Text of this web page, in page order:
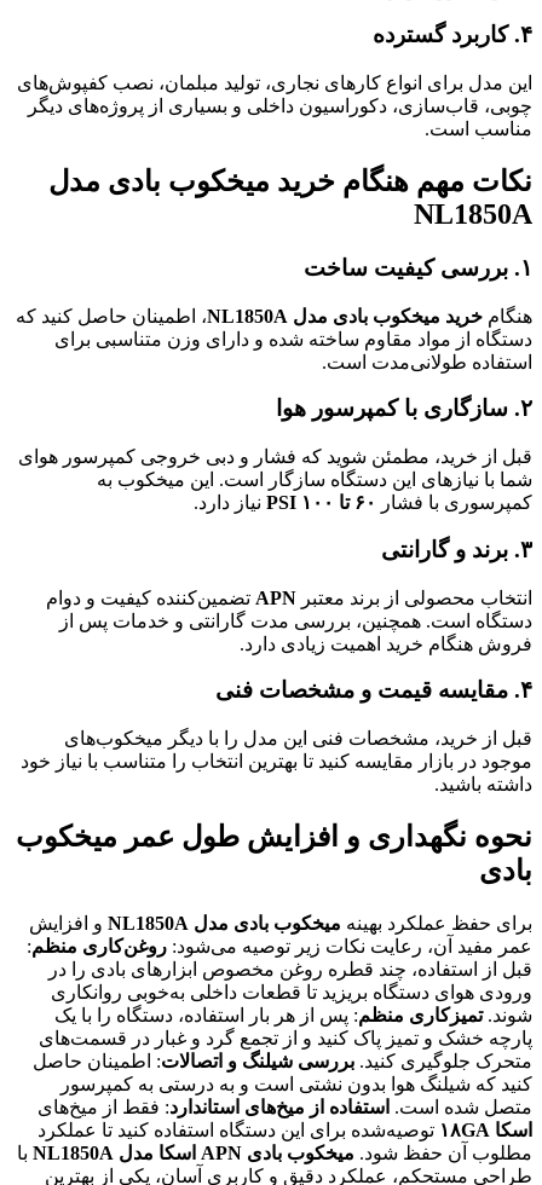
۴. کاربرد گسترده
این مدل برای انواع کارهای نجاری، تولید مبلمان، نصب کفپوش‌های
چوبی، قاب‌سازی، دکوراسیون داخلی و بسیاری از پروژه‌های دیگر
مناسب است.
نکات مهم هنگام خرید میخکوب بادی مدل
NL1850A
۱. بررسی کیفیت ساخت
هنگام خرید میخکوب بادی مدل NL1850A
، اطمینان حاصل کنید که
دستگاه از مواد مقاوم ساخته شده و دارای وزن متناسبی برای
استفاده طولانی‌مدت است.
۲. سازگاری با کمپرسور هوا
قبل از خرید، مطمئن شوید که فشار و دبی خروجی کمپرسور هوای
شما با نیازهای این دستگاه سازگار است. این میخکوب به
کمپرسوری با فشار
۶۰ تا ۱۰۰ PSI نیاز دارد.
۳. برند و گارانتی
انتخاب محصولی از برند معتبر APN تضمین‌کننده کیفیت و دوام
دستگاه است. همچنین، بررسی مدت گارانتی و خدمات پس از
فروش هنگام خرید اهمیت زیادی دارد.
۴. مقایسه قیمت و مشخصات فنی
قبل از خرید، مشخصات فنی این مدل را با دیگر میخکوب‌های
موجود در بازار مقایسه کنید تا بهترین انتخاب را متناسب با نیاز خود
داشته باشید.
نحوه نگهداری و افزایش طول عمر میخکوب
بادی
برای حفظ عملکرد بهینه میخکوب بادی مدل NL1850A
و افزایش
عمر مفید آن، رعایت نکات زیر توصیه می‌شود: روغن‌کاری منظم:
قبل از استفاده، چند قطره روغن مخصوص ابزارهای بادی را در
ورودی هوای دستگاه بریزید تا قطعات داخلی به‌خوبی روانکاری
شوند.تمیزکاری منظم: پس از هر بار استفاده، دستگاه را با یک
پارچه خشک و تمیز پاک کنید و از تجمع گرد و غبار در قسمت‌های
متحرک جلوگیری کنید. بررسی شیلنگ و اتصالات: اطمینان حاصل
کنید که شیلنگ هوا بدون نشتی است و به درستی به کمپرسور
متصل شده است. استفاده از میخ‌های استاندارد: فقط از میخ‌های
اسکا ۱۸GA
توصیه‌شده برای این دستگاه استفاده کنید تا عملکرد
مطلوب آن حفظ شود. میخکوب بادی APN اسکا مدل NL1850A
با
طراحی مستحکم، عملکرد دقیق و کاربری آسان، یکی از بهترین